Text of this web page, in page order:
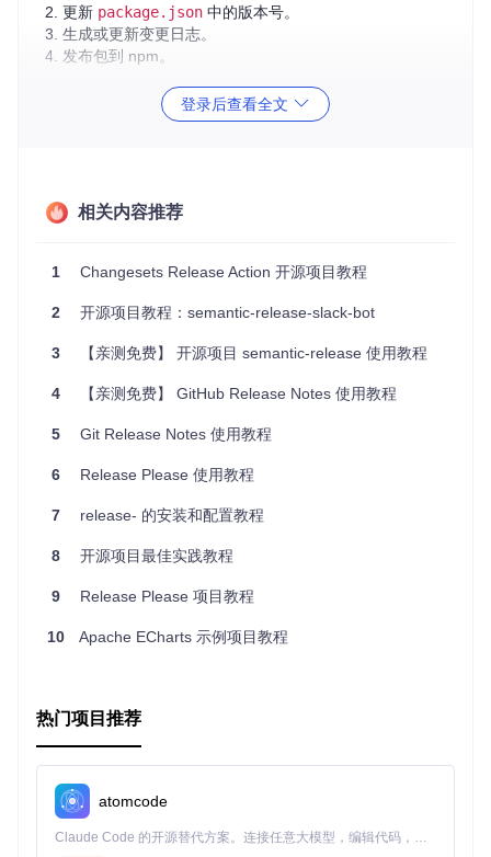
更新 package.json 中的版本号。
生成或更新变更日志。
发布包到 npm。
应用案例和最佳实践
以使用
npm-release
时，只需运行npm-release
最佳实践
中，确保每次提交都能自动发布新版本。
录每次发布的详细变更，便于追踪和回溯。
版本控制策略 ：遵循语义化版本控制规范，确保版本号的
含义一致且易于理解。
发效率：
GitHub Actions：集成npm-release
Conventional Commits：使用 Conventional Commits
日志。
通过以上模块的介绍和实践，你可以更高效地管理和发布你的
npm 包。
登录后查看全文
相关内容推荐
1 Changesets Release Action 开源项目教程
2 开源项目教程：semantic-release-slack-bot
3 【亲测免费】 开源项目 semantic-release 使用教程
4 【亲测免费】 GitHub Release Notes 使用教程
5 Git Release Notes 使用教程
6 Release Please 使用教程
7 release- 的安装和配置教程
8 开源项目最佳实践教程
9 Release Please 项目教程
10 Apache ECharts 示例项目教程
热门项目推荐
atomcode
Claude Code 的开源替代方案。连接任意大模型，编辑代码，运行命令，自动验证 — 全自动执行。用 Rust 构建，极致性能。 ｜ An open-source alternative to Claude Code. Connect any LLM, edit code, run commands, and verify changes — autonomously. Built in Rust for speed. Get Started